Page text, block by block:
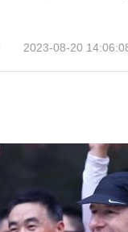
2023-08-20